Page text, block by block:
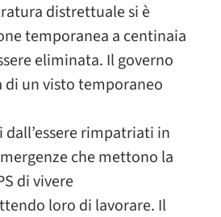
distrettuale si è
temporanea a centinaia
eliminata. Il governo
un visto temporaneo
dall’essere rimpatriati in
che mettono la
di vivere
loro di lavorare. Il